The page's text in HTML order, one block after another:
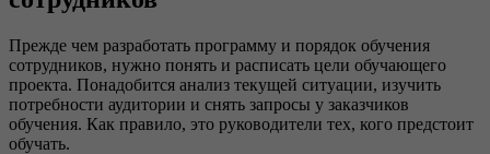
Прежде чем разработать программу и порядок обучения
сотрудников, нужно понять и расписать цели обучающего
проекта. Понадобится анализ текущей ситуации, изучить
потребности аудитории и снять запросы у заказчиков
обучения. Как правило, это руководители тех, кого предстоит
обучать.